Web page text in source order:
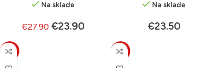
Na sklade
€27.90 €23.90
Na sklade
€23.50
-13% -11%